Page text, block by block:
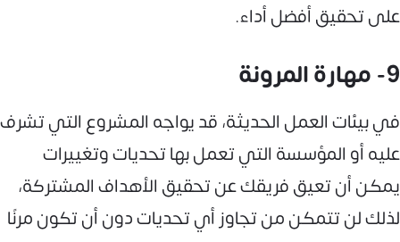
على تحقيق أفضل أداء.
9- مهارة المرونة
في بيئات العمل الحديثة، قد يواجه المشروع التي تشرف
عليه أو المؤسسة التي تعمل بها تحديات وتغييرات
يمكن أن تعيق فريقك عن تحقيق الأهداف المشتركة،
لذلك لن تتمكن من تجاوز أي تحديات دون أن تكون مرنًا